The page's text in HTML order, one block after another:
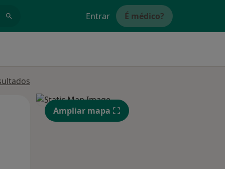
Entrar É médico?
Sex, Sáb,
15 Ago
Ampliar mapa